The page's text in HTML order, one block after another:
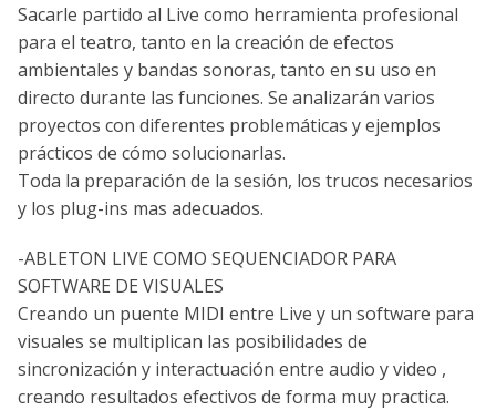
Sacarle partido al Live como herramienta profesional
para el teatro, tanto en la creación de efectos
ambientales y bandas sonoras, tanto en su uso en
directo durante las funciones. Se analizarán varios
proyectos con diferentes problemáticas y ejemplos
prácticos de cómo solucionarlas.
Toda la preparación de la sesión, los trucos necesarios
y los plug-ins mas adecuados.
-ABLETON LIVE COMO SEQUENCIADOR PARA
SOFTWARE DE VISUALES
Creando un puente MIDI entre Live y un software para
visuales se multiplican las posibilidades de
sincronización y interactuación entre audio y video ,
creando resultados efectivos de forma muy practica.